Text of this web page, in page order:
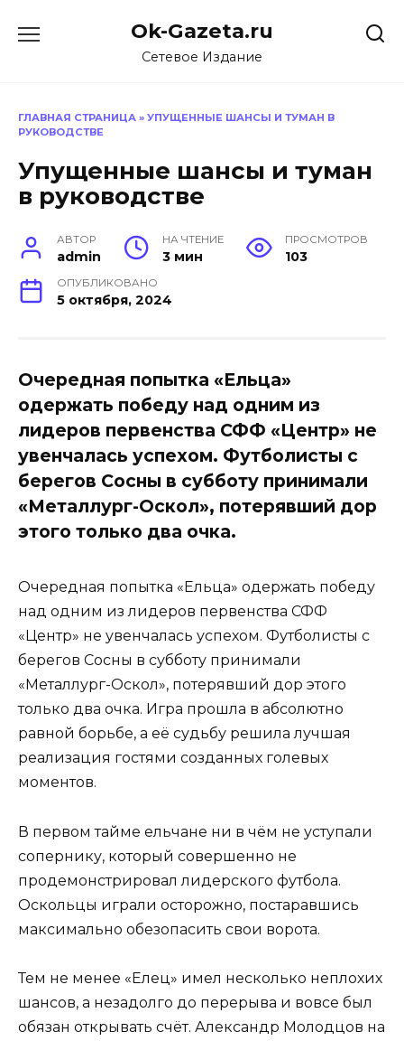
Ok-Gazeta.ru
Сетевое Издание
ГЛАВНАЯ СТРАНИЦА » УПУЩЕННЫЕ ШАНСЫ И ТУМАН В
РУКОВОДСТВЕ
Упущенные шансы и туман
в руководстве
АВТОР
admin
НА ЧТЕНИЕ
3 мин
ПРОСМОТРОВ
103
ОПУБЛИКОВАНО
5 октября, 2024
Очередная попытка «Ельца»
одержать победу над одним из
лидеров первенства СФФ «Центр» не
увенчалась успехом. Футболисты с
берегов Сосны в субботу принимали
«Металлург-Оскол», потерявший дор
этого только два очка.
Очередная попытка «Ельца» одержать победу
над одним из лидеров первенства СФФ
«Центр» не увенчалась успехом. Футболисты с
берегов Сосны в субботу принимали
«Металлург-Оскол», потерявший дор этого
только два очка. Игра прошла в абсолютно
равной борьбе, а её судьбу решила лучшая
реализация гостями созданных голевых
моментов.
В первом тайме ельчане ни в чём не уступали
сопернику, который совершенно не
продемонстрировал лидерского футбола.
Оскольцы играли осторожно, постаравшись
максимально обезопасить свои ворота.
Тем не менее «Елец» имел несколько неплохих
шансов, а незадолго до перерыва и вовсе был
обязан открывать счёт. Александр Молодцов на